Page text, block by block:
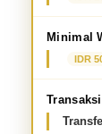
Minimal
IDR